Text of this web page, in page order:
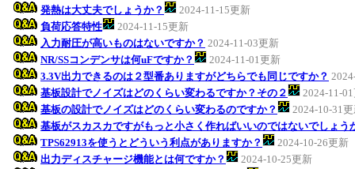
発熱は大丈夫でしょうか？
2024-11-15更新
負荷応答特性
2024-11-15更新
入力耐圧が高いものはないですか？ 2024-11-03更新
NR/SSコンデンサは何uFですか？
2024-11-01更新
3.3V出力できるのは２型番ありますがどちらでも同じですか？
基板設計でノイズはどのくらい変わるですか？その２
2024-11-
基板の設計でノイズはどのくらい変わるのですか？
2024-10-31
基板がスカスカですがもっと小さく作ればいいのではないでしょう
TPS62913を使うとどういう利点がありますか？
2024-10-26更新
出力ディスチャージ機能とは何ですか？
2024-10-25更新